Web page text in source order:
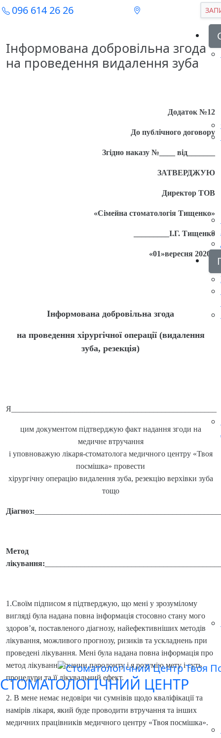
096 614 26 26
СТОМАТОЛОГІЧНИЙ ЦЕНТР
Інформована добровільна згода
на проведення видалення зуба
Додаток №12
До публічного договору
Згідно наказу №____ від_______
ЗАТВЕРДЖУЮ
Директор ТОВ
«Сімейна стоматологія Тищенко»
_________І.Г. Тищенко
«01»вересня 2020р
Інформована добровільна згода
на проведення хірургічної операції (видалення
зуба, резекція)
Я____________________________________________________
цим документом підтверджую факт надання згоди на
медичне втручання
і уповноважую лікаря-стоматолога медичного центру «Твоя
посмішка» провести
хірургічну операцію видалення зуба, резекцію верхівки зуба
тощо
Діагноз:
Метод
лікування:
1.Своїм підписом я підтверджую, що мені у зрозумілому
вигляді була надана повна інформація стосовно стану мого
здоров’я, поставленого діагнозу, найефективніших методів
лікування, можливого прогнозу, ризиків та ускладнень при
проведені лікування. Мені була надана повна інформація про
метод лікування тканин пародонту і я розумію мету і суть
процедури та її лікувальний ефект.
2. В мене немає недовіри чи сумнівів щодо кваліфікації та
намірів лікаря, який буде проводити втручання та інших
медичних працівників медичного центру «Твоя посмішка».